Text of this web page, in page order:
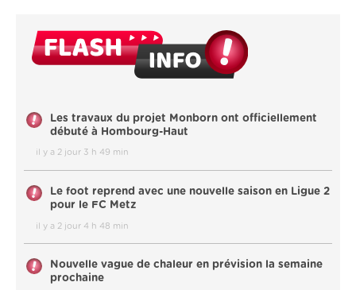
Les travaux du projet Monborn ont officiellement
débuté à Hombourg-Haut
il y a 2 jour 3 h 49 min
Le foot reprend avec une nouvelle saison en Ligue 2
pour le FC Metz
il y a 2 jour 4 h 48 min
Nouvelle vague de chaleur en prévision la semaine
prochaine